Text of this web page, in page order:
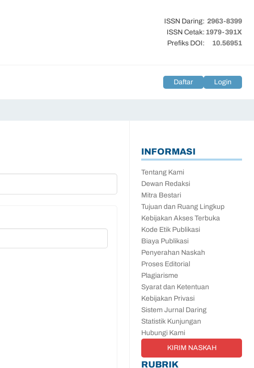
Daftar Login
ISSN Daring: 2963-8399
ISSN Cetak:1979-391X
Prefiks DOI:
10.56951
INFORMASI
Tentang Kami
Dewan Redaksi
Mitra Bestari
Tujuan dan Ruang Lingkup
Kebijakan Akses Terbuka
Kode Etik Publikasi
Biaya Publikasi
Penyerahan Naskah
Proses Editorial
Plagiarisme
Syarat dan Ketentuan
Kebijakan Privasi
Sistem Jurnal Daring
Statistik Kunjungan
Hubungi Kami
KIRIM NASKAH
RUBRIK